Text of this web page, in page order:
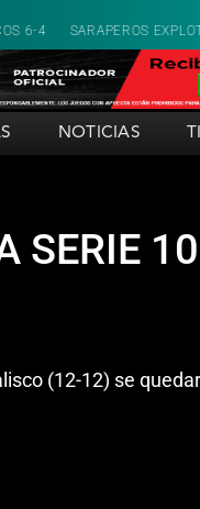
EXPLOTA CON RACIMO
NOTICIAS
SERIE
(12-12) se